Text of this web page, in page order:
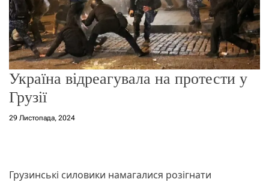
Україна відреагувала на протести у
Грузії
29 Листопада, 2024
Грузинські силовики намагалися розігнати